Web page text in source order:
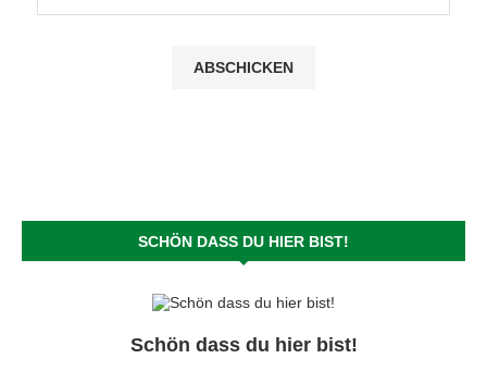
SCHÖN DASS DU HIER BIST!
Schön dass du hier bist!